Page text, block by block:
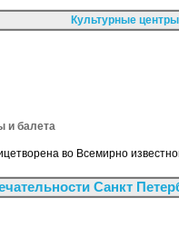
Культурные
и балета
во Всемирно
Санкт